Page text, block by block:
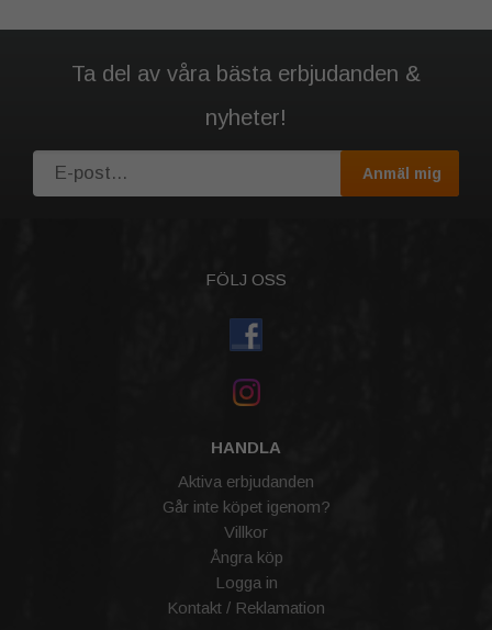
Ta del av våra bästa erbjudanden &
nyheter!
Anmäl mig
FÖLJ OSS
HANDLA
Aktiva erbjudanden
Går inte köpet igenom?
Villkor
Ångra köp
Logga in
Kontakt / Reklamation